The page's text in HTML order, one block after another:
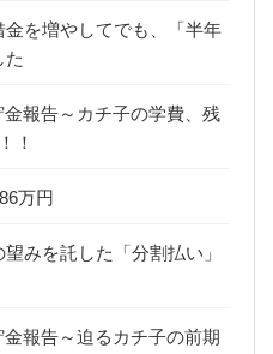
金を増やしてでも、「半年
た
報告～カチ子の学費、残
！
万円
みを託した「分割払い」
報告～迫るカチ子の前期